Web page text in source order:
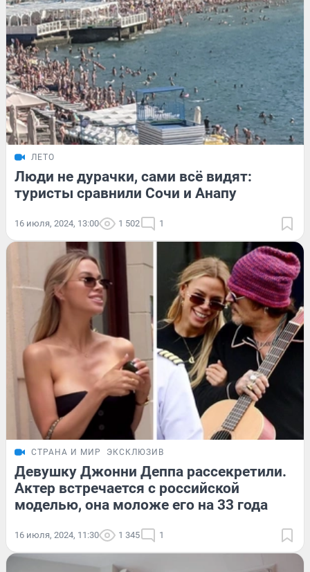
ЛЕТО
Люди не дурачки, сами всё видят:
туристы сравнили Сочи и Анапу
16 июля, 2024, 13:00 1 502 1
СТРАНА И МИР ЭКСКЛЮЗИВ
Девушку Джонни Деппа рассекретили.
Актер встречается с российской
моделью, она моложе его на 33 года
16 июля, 2024, 11:30 1 345 1